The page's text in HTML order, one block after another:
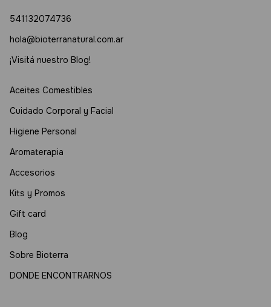
541132074736
hola@bioterranatural.com.ar
¡Visitá nuestro Blog!
Aceites Comestibles
Cuidado Corporal y Facial
Higiene Personal
Aromaterapia
Accesorios
Kits y Promos
Gift card
Blog
Sobre Bioterra
DONDE ENCONTRARNOS